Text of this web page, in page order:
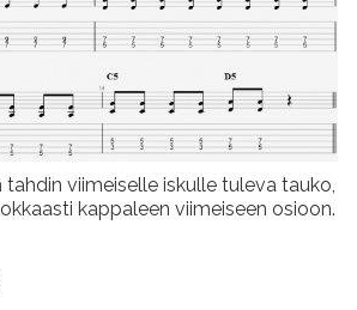
viimeiselle iskulle tuleva tauko,
kappaleen viimeiseen osioon.